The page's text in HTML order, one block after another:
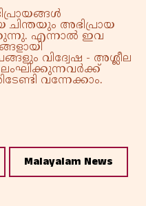
ചിന്തയും അഭിപ്രായ
എന്നാൽ ഇവ
വിദ്വേഷ - അശ്ലീല
ലംഘിക്കുന്നവർക്ക്
വന്നേക്കാം.
Malayalam News